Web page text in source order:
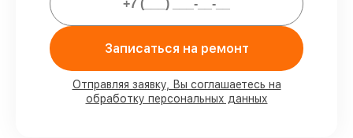
официальной гарантией.
Мы гарантируем:
80%работ с возможностью
Записаться на ремонт
Отправляя заявку, Вы соглашаетесь на
обработку персональных данных